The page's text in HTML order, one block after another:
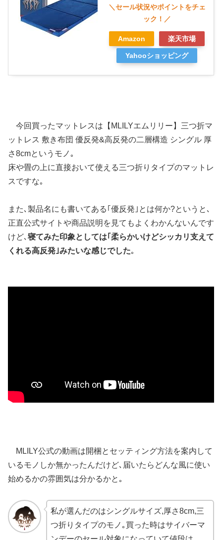
Amazon 楽天市場
Yahooショッピング
今回買ったマットレスは【MLILYエムリリー】三つ折マ
ットレス 敷き布団 優反発&高反発の二層構造 シングル 厚
さ8cmというモノ｡
床や畳の上に直接おいて使える三つ折りタイプのマットレ
スですな｡
また､製品名にも書いてある｢優反発｣とは何か?というと､
正直公式サイトや商品説明を見てもよくわかんないんです
けど､ 寝てみた印象としては｢柔らかいけどシッカリ支えて
くれる高反発｣みたいな感じでした｡
MLILY公式の動画は開梱とセッティング方法を案内して
いるモノしか無かったんだけど､届いたらどんな風に使い
始めるかの雰囲気は分かるかと｡
私が選んだのはシングルサイズ,厚さ8cm,三
つ折りタイプのモノ｡買った時はサイバーマ